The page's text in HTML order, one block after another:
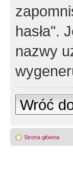
hasła".
nazwy
Wróć
Strona główna